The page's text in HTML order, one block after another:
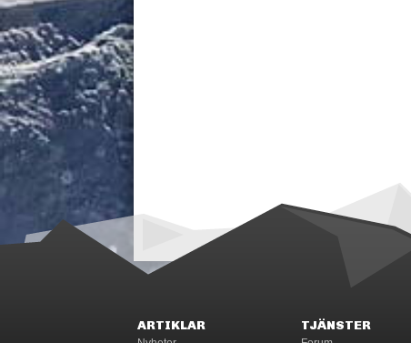
ARTIKLAR TJÄNSTER